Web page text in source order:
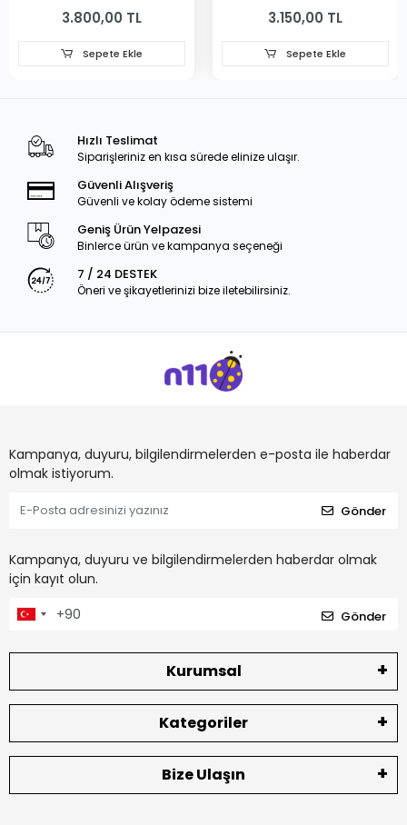
3.800,00 TL
Sepete Ekle
3.150,00 TL
Sepete Ekle
Hızlı Teslimat
Siparişleriniz en kısa sürede elinize ulaşır.
Güvenli Alışveriş
Güvenli ve kolay ödeme sistemi
Geniş Ürün Yelpazesi
Binlerce ürün ve kampanya seçeneği
7 / 24 DESTEK
Öneri ve şikayetlerinizi bize iletebilirsiniz.
Kampanya, duyuru, bilgilendirmelerden e-posta ile haberdar
olmak istiyorum.
Gönder
Kampanya, duyuru ve bilgilendirmelerden haberdar olmak
için kayıt olun.
Gönder
Kurumsal
Kategoriler
Bize Ulaşın